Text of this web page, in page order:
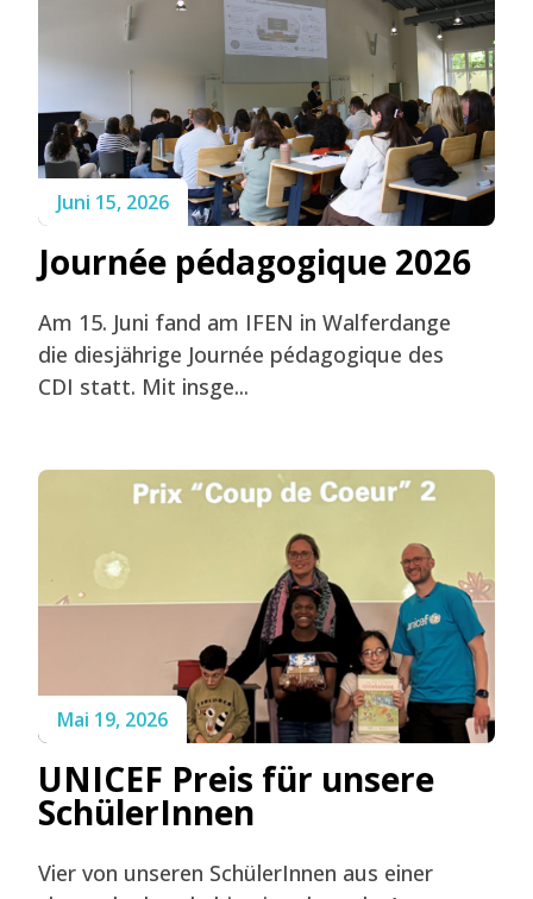
Juni 15, 2026
Journée pédagogique 2026
Am 15. Juni fand am IFEN in Walferdange
die diesjährige Journée pédagogique des
CDI statt. Mit insge...
Mai 19, 2026
UNICEF Preis für unsere
SchülerInnen
Vier von unseren SchülerInnen aus einer